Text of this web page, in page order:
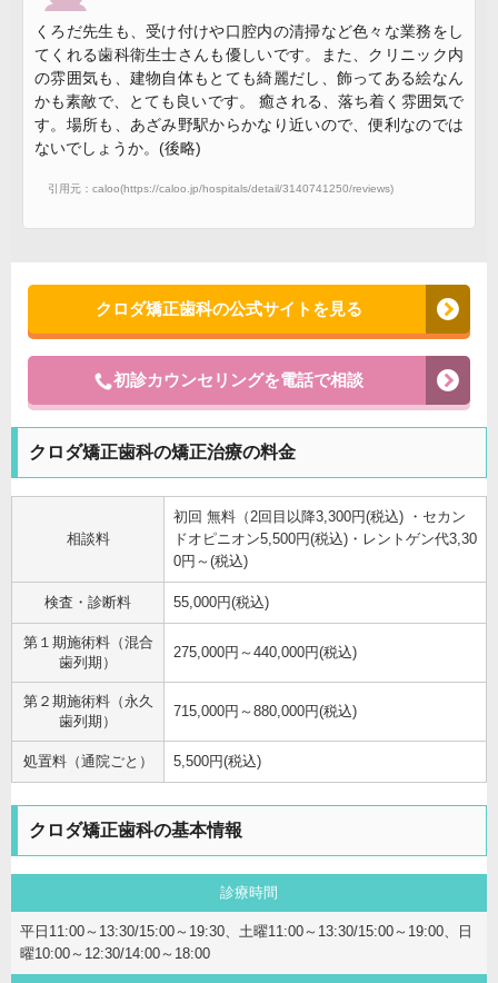
AGRAogByA2SAQUwLjguMpgBAKABAcgBCsABAQ&sclient=gws-wiz-serp#lrd
くろだ先生も、受け付けや口腔内の清掃など色々な業務をし
てくれる歯科衛生士さんも優しいです。また、クリニック内
の雰囲気も、建物自体もとても綺麗だし、飾ってある絵なん
かも素敵で、とても良いです。 癒される、落ち着く雰囲気で
す。場所も、あざみ野駅からかなり近いので、便利なのでは
ないでしょうか。(後略)
引用元：caloo(https://caloo.jp/hospitals/detail/3140741250/reviews)
クロダ矯正歯科の公式サイトを見る
初診カウンセリングを電話で相談
クロダ矯正歯科の矯正治療の料金
相談料
初回 無料（2回目以降3,300円(税込) ・セカン
ドオピニオン5,500円(税込)・レントゲン代3,30
0円～(税込)
検査・診断料 55,000円(税込)
第１期施術料（混合
歯列期）
275,000円～440,000円(税込)
第２期施術料（永久
歯列期）
715,000円～880,000円(税込)
処置料（通院ごと） 5,500円(税込)
クロダ矯正歯科の基本情報
診療時間
平日11:00～13:30/15:00～19:30、土曜11:00～13:30/15:00～19:00、日
曜10:00～12:30/14:00～18:00